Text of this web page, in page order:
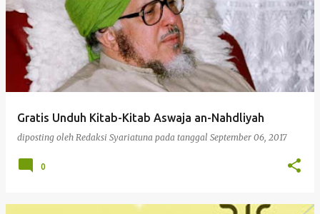
Gratis Unduh Kitab-Kitab Aswaja an-Nahdliyah
diposting oleh Redaksi Syariatuna pada tanggal September 06, 2017
0